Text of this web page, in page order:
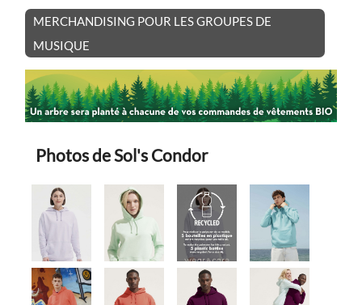
MERCHANDISING POUR LES GROUPES DE
MUSIQUE
Photos de Sol's Condor